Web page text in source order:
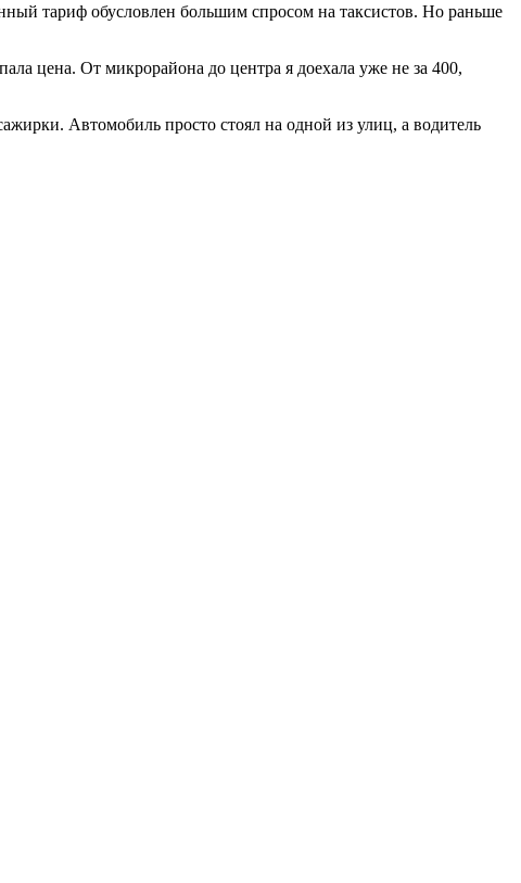
тариф обусловлен большим спросом на таксистов. Но раньше
цена. От микрорайона до центра я доехала уже не за 400,
Автомобиль просто стоял на одной из улиц, а водитель